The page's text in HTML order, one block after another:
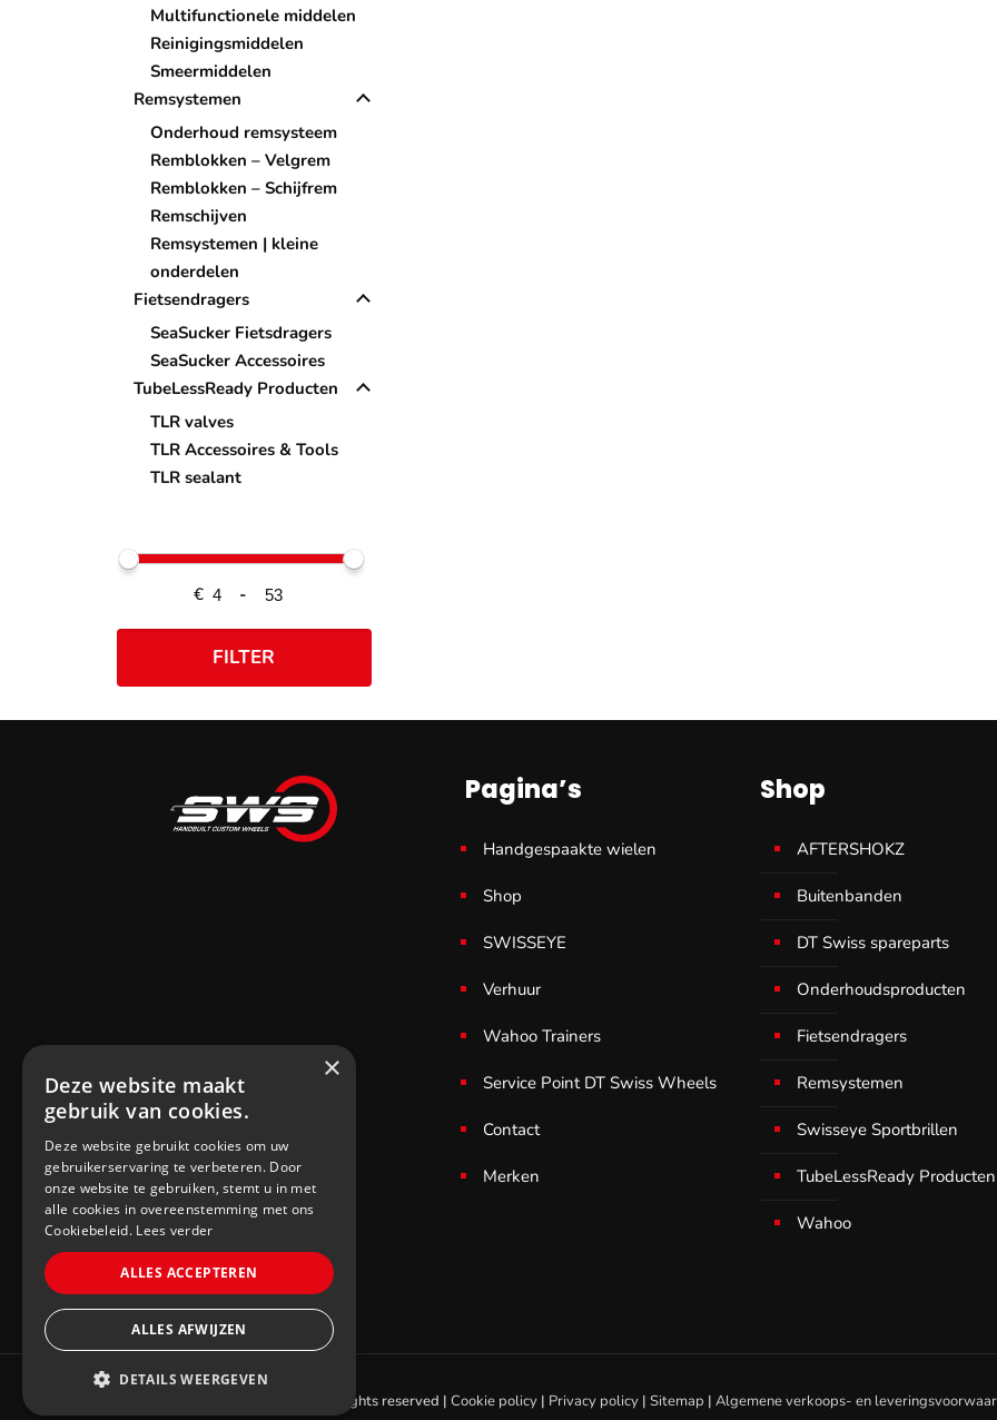
Multifunctionele middelen
Reinigingsmiddelen
Smeermiddelen
Remsystemen
Onderhoud remsysteem
Remblokken – Velgrem
Remblokken – Schijfrem
Remschijven
Remsystemen | kleine
onderdelen
Fietsendragers
SeaSucker Fietsdragers
SeaSucker Accessoires
TubeLessReady Producten
TLR valves
TLR Accessoires & Tools
TLR sealant
€ -
FILTER
Pagina’s
Handgespaakte wielen
Shop
SWISSEYE
Verhuur
Wahoo Trainers
Service Point DT Swiss Wheels
Contact
Merken
Shop
AFTERSHOKZ
Buitenbanden
DT Swiss spareparts
Onderhoudsproducten
Fietsendragers
Remsystemen
Swisseye Sportbrillen
TubeLessReady Producten
Wahoo
© 2021 SWS Cycling. All rights reserved | Cookie policy| Privacy policy| Sitemap | Algemene verkoops- en
×
Deze website maakt
gebruik van cookies.
Deze website gebruikt cookies om uw
gebruikerservaring te verbeteren. Door
onze website te gebruiken, stemt u in met
alle cookies in overeenstemming met ons
Cookiebeleid. Lees verder
ALLES ACCEPTEREN
ALLES AFWIJZEN
DETAILS WEERGEVEN